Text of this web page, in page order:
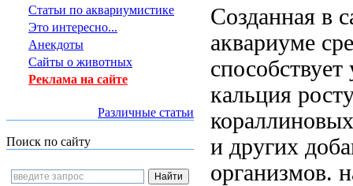
Статьи по аквариумистике
Это интересно...
Анекдоты
Сайты о животных
Реклама на сайте
Различные статьи
Поиск по сайту
Созданная в
аквариуме
кальция
и других
организмов.